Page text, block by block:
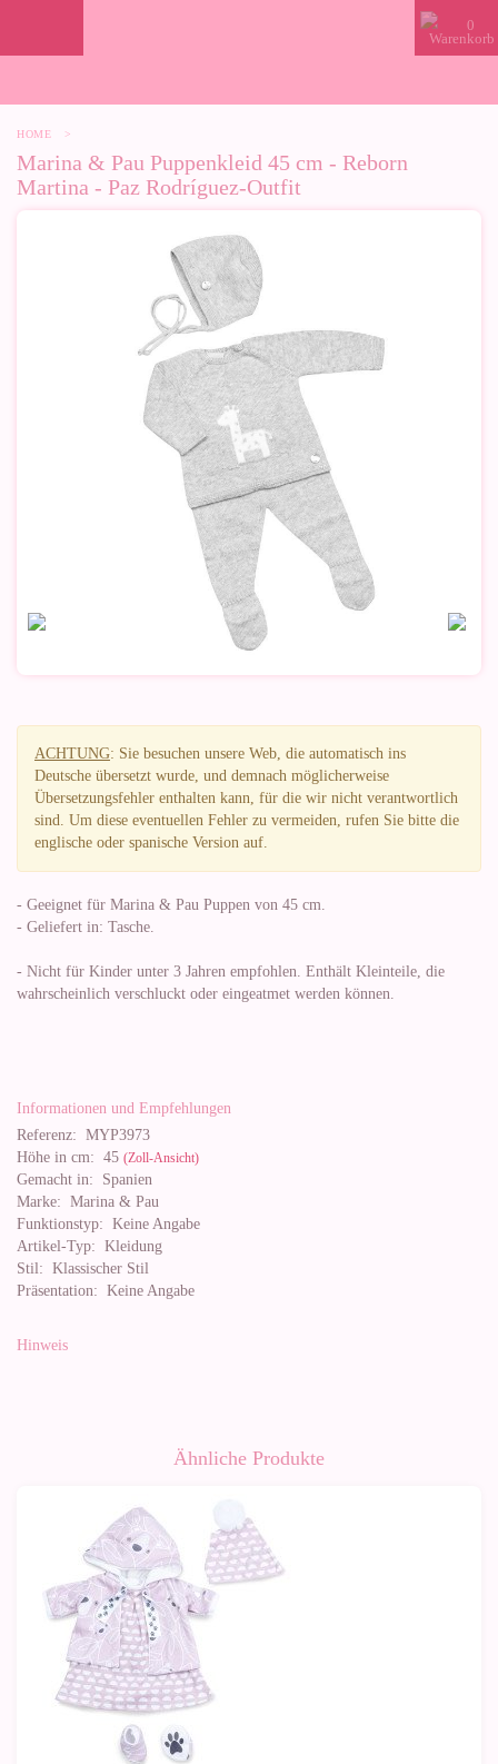
0
HOME >
Marina & Pau Puppenkleid 45 cm - Reborn
Martina - Paz Rodríguez-Outfit
ACHTUNG: Sie besuchen unsere Web, die automatisch ins
Deutsche übersetzt wurde, und demnach möglicherweise
Übersetzungsfehler enthalten kann, für die wir nicht verantwortlich
sind. Um diese eventuellen Fehler zu vermeiden, rufen Sie bitte die
englische oder spanische Version auf.
- Geeignet für Marina & Pau Puppen von 45 cm.
- Geliefert in: Tasche.
- Nicht für Kinder unter 3 Jahren empfohlen. Enthält Kleinteile, die
wahrscheinlich verschluckt oder eingeatmet werden können.
Informationen und Empfehlungen
Referenz: MYP3973
Höhe in cm: 45 (Zoll-Ansicht)
Gemacht in: Spanien
Marke: Marina & Pau
Funktionstyp: Keine Angabe
Artikel-Typ: Kleidung
Stil: Klassischer Stil
Präsentation: Keine Angabe
Hinweis
Ähnliche Produkte